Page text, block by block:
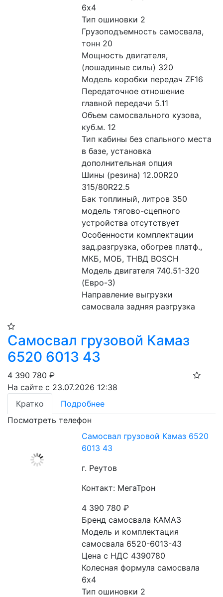
6x4
Тип ошиновки 2
Грузоподъемность самосвала,
тонн 20
Мощность двигателя,
(лошадиные силы) 320
Модель коробки передач ZF16
Передаточное отношение
главной передачи 5.11
Объем самосвального кузова,
куб.м. 12
Тип кабины без спального места
в базе, установка
дополнительная опция
Шины (резина) 12.00R20
315/80R22.5
Бак топлиный, литров 350
модель тягово-сцепного
устройства отсутствует
Особенности комплектации
зад.разгрузка, обогрев платф.,
МКБ, МОБ, ТНВД BOSCH
Модель двигателя 740.51-320
(Евро-3)
Направление выгрузки
самосвала задняя разгрузка
Самосвал грузовой Камаз
6520 6013 43
4 390 780 ₽
На сайте с 23.07.2026 12:38
Кратко
Подробнее
Посмотреть телефон
Самосвал грузовой Камаз 6520
6013 43
г. Реутов
Контакт: МегаТрон
4 390 780₽
Бренд самосвала КАМАЗ
Модель и комплектация
самосвала 6520-6013-43
Цена с НДС 4390780
Колесная формула самосвала
6x4
Тип ошиновки 2